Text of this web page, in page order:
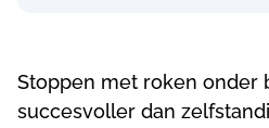
Stoppen met roken onder
succesvoller dan